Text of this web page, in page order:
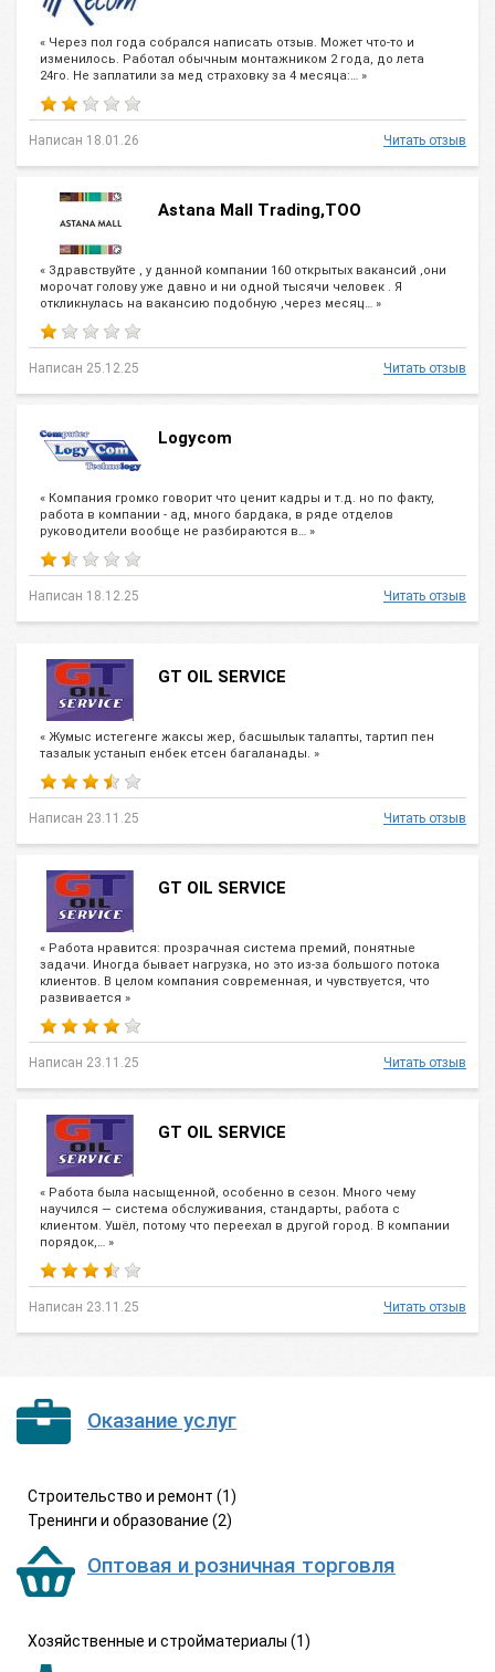
« Через пол года собрался написать отзыв. Может что-то и
изменилось. Работал обычным монтажником 2 года, до лета
24го. Не заплатили за мед страховку за 4 месяца:… »
Написан 18.01.26 Читать отзыв
Astana Mall Trading,ТОО
« Здравствуйте , у данной компании 160 открытых вакансий ,они
морочат голову уже давно и ни одной тысячи человек . Я
откликнулась на вакансию подобную ,через месяц… »
Написан 25.12.25 Читать отзыв
Logycom
« Компания громко говорит что ценит кадры и т.д. но по факту,
работа в компании - ад, много бардака, в ряде отделов
руководители вообще не разбираются в… »
Написан 18.12.25 Читать отзыв
GT OIL SERVICE
« Жумыс истегенге жаксы жер, басшылык талапты, тартип пен
тазалык устанып енбек етсен багаланады. »
Написан 23.11.25 Читать отзыв
GT OIL SERVICE
« Работа нравится: прозрачная система премий, понятные
задачи. Иногда бывает нагрузка, но это из-за большого потока
клиентов. В целом компания современная, и чувствуется, что
развивается »
Написан 23.11.25 Читать отзыв
GT OIL SERVICE
« Работа была насыщенной, особенно в сезон. Много чему
научился — система обслуживания, стандарты, работа с
клиентом. Ушёл, потому что переехал в другой город. В компании
порядок,… »
Написан 23.11.25 Читать отзыв
Оказание услуг
Строительство и ремонт (1)
Тренинги и образование (2)
Оптовая и розничная торговля
Хозяйственные и стройматериалы (1)